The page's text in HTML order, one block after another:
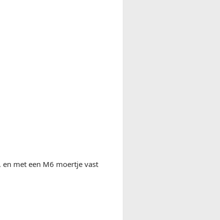
met een M6 moertje vast